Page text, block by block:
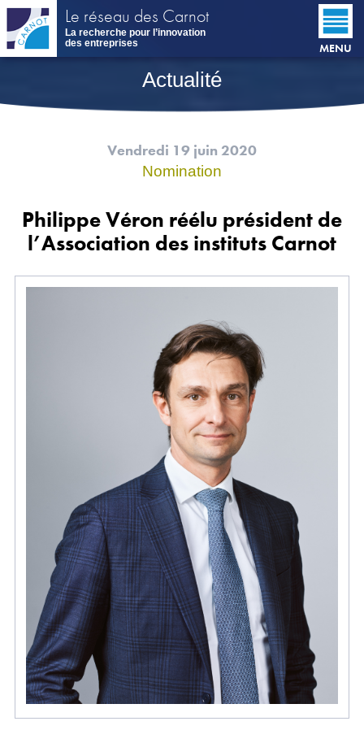
Aller
contenu
principal
Le réseau des Carnot
La recherche pour l’innovation
des entreprises
MENU
Actualité
Vendredi 19 juin 2020
Nomination
Philippe Véron réélu président de
l’Association des instituts Carnot